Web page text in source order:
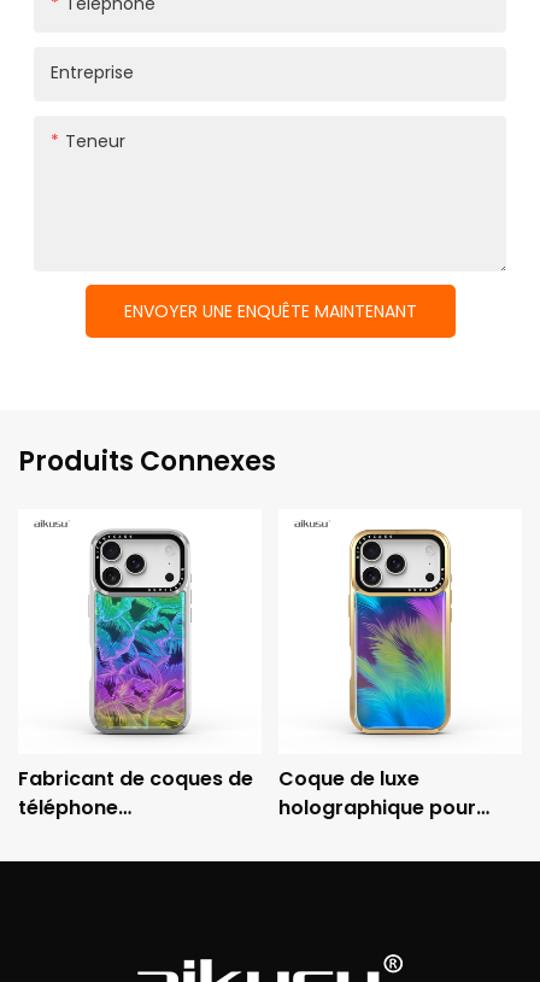
Entreprise
Teneur
ENVOYER UNE ENQUÊTE MAINTENANT
Produits Connexes
Fabricant de coques de
téléphone
personnalisées aikusu -
Coque de luxe
holographique pour
cadre métallique